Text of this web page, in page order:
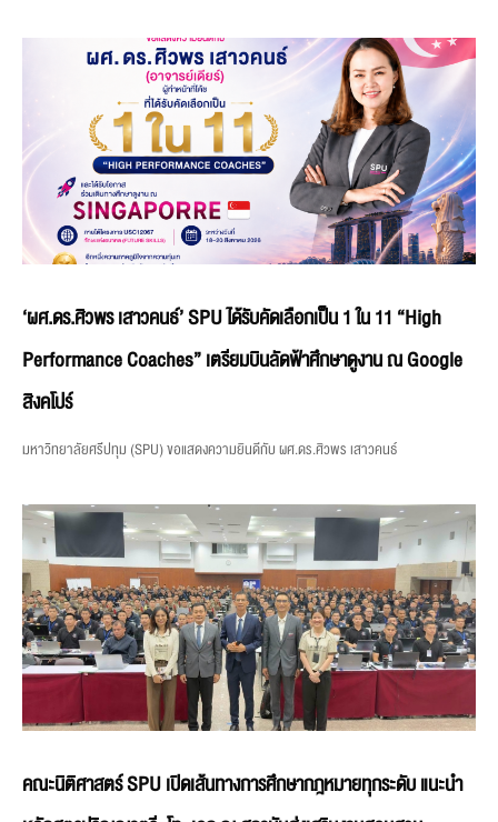
‘ผศ.ดร.ศิวพร เสาวคนธ์’ SPU ได้รับคัดเลือกเป็น 1 ใน 11 “High
Performance Coaches” เตรียมบินลัดฟ้าศึกษาดูงาน ณ Google
สิงคโปร์
มหาวิทยาลัยศรีปทุม (SPU) ขอแสดงความยินดีกับ ผศ.ดร.ศิวพร เสาวคนธ์
คณะนิติศาสตร์ SPU เปิดเส้นทางการศึกษากฎหมายทุกระดับ แนะนำ